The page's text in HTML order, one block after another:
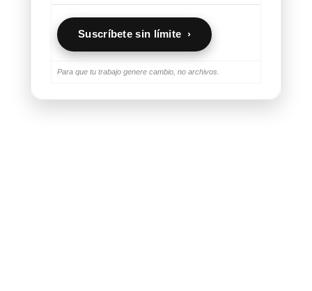
Suscríbete sin límite ›
Para que tu trabajo genere cambio, no archivos.